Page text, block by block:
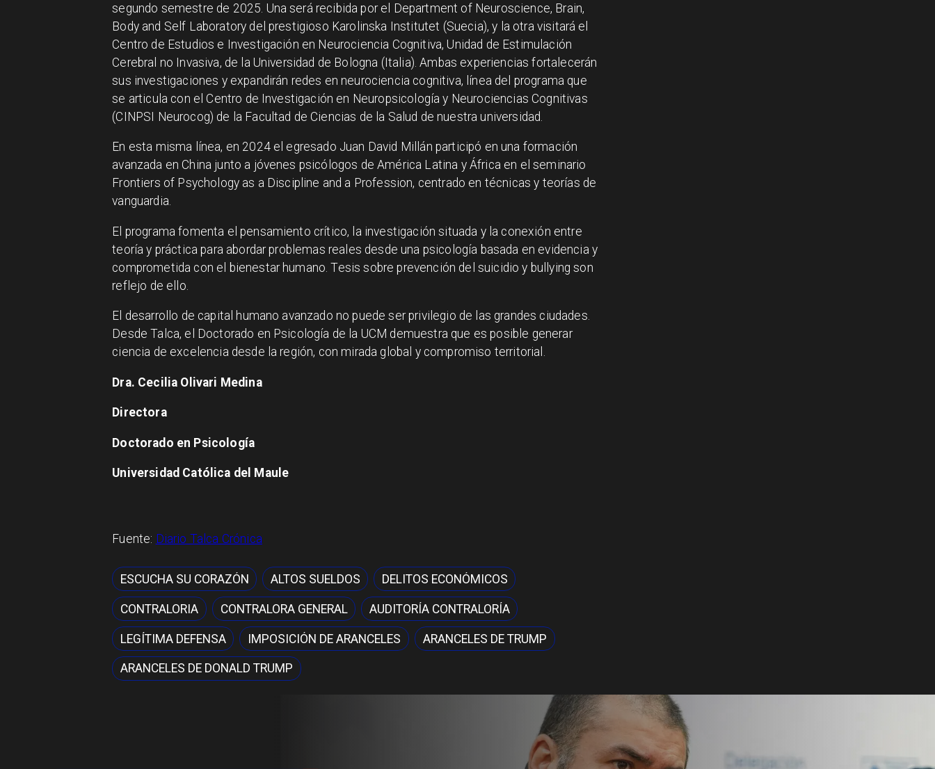
segundo semestre de 2025. Una será recibida por el Department of Neuroscience, Brain,
Body and Self Laboratory del prestigioso Karolinska Institutet (Suecia), y la otra visitará el
Centro de Estudios e Investigación en Neurociencia Cognitiva, Unidad de Estimulación
Cerebral no Invasiva, de la Universidad de Bologna (Italia). Ambas experiencias fortalecerán
sus investigaciones y expandirán redes en neurociencia cognitiva, línea del programa que
se articula con el Centro de Investigación en Neuropsicología y Neurociencias Cognitivas
(CINPSI Neurocog) de la Facultad de Ciencias de la Salud de nuestra universidad.
En esta misma línea, en 2024 el egresado Juan David Millán participó en una formación
avanzada en China junto a jóvenes psicólogos de América Latina y África en el seminario
Frontiers of Psychology as a Discipline and a Profession, centrado en técnicas y teorías de
vanguardia.
El programa fomenta el pensamiento crítico, la investigación situada y la conexión entre
teoría y práctica para abordar problemas reales desde una psicología basada en evidencia y
comprometida con el bienestar humano. Tesis sobre prevención del suicidio y bullying son
reflejo de ello.
El desarrollo de capital humano avanzado no puede ser privilegio de las grandes ciudades.
Desde Talca, el Doctorado en Psicología de la UCM demuestra que es posible generar
ciencia de excelencia desde la región, con mirada global y compromiso territorial.
Dra. Cecilia Olivari Medina
Directora
Doctorado en Psicología
Universidad Católica del Maule
Fuente: Diario Talca Crónica
ESCUCHA SU CORAZÓN ALTOS SUELDOS DELITOS ECONÓMICOS
CONTRALORIA CONTRALORA GENERAL AUDITORÍA CONTRALORÍA
LEGÍTIMA DEFENSA IMPOSICIÓN DE ARANCELES ARANCELES DE TRUMP
ARANCELES DE DONALD TRUMP